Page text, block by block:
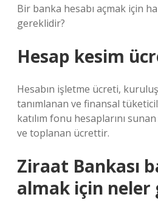
Bir banka hesabı açmak için
gereklidir?
Hesap kesim
Hesabın işletme ücreti,
tanımlanan ve finansal
katılım fonu hesaplarını
ve toplanan ücrettir.
Ziraat Bankası
almak için neler